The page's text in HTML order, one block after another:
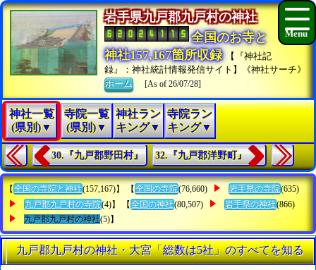
岩手県九戸郡九戸村の神社
全国のお寺と
神社157,167箇所収録
【『神社記
録』：神社統計情報発信サイト】《神社サーチ》
ホーム
[As of 26/07/28]
神社一覧
(県別)▼
寺院一覧
(県別)▼
神社ラン
キング▼
寺院ラン
キング▼
30.『九戸郡野田村』 32.『九戸郡洋野町』
【 全国の寺院と神社(157,167)】 【 全国の寺院(76,660) 岩手県の寺院(635)
九戸郡九戸村の寺院(4)】 【 全国の神社(80,507) 岩手県の神社(866)
九戸郡九戸村の神社(5)】
九戸郡九戸村の神社・大宮「総数は5社」のすべてを知る